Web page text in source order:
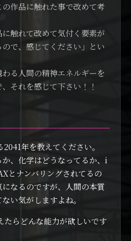
作品に触れた事で改めて考
に触れて改めて気付く要素が
で、感じてください」とい
る人間の精神エネルギーを
それを感じて下さい！！
年を教えてください。
、化学はどうなってるか、i
とナンバリングされてるの
なるのですが、人間の本質
い気がしますよね。
たらどんな能力が欲しいです